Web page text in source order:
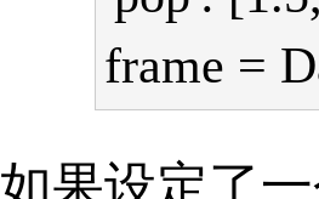
frame =
如果设定了